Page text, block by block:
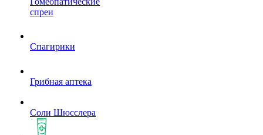
спреи
Спагирики
Грибная аптека
Соли Шюсслера